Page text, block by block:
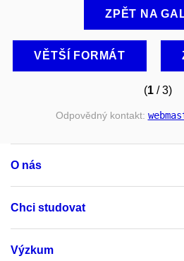
ZPĚT NA
VĚTŠÍ FORMÁT
(1 / 3)
Odpovědný kontakt:
O nás
Chci studovat
Výzkum